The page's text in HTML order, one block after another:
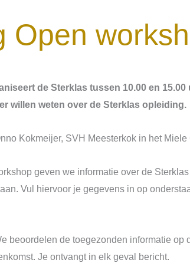
Open
de Sterklas tussen 10.00 en
willen weten over de Sterklas opleiding.
Kokmeijer, SVH Meesterkok in het
geven we informatie over de
Vul hiervoor je gegevens in op
beoordelen de toegezonden informatie
Je ontvangt in elk geval bericht.